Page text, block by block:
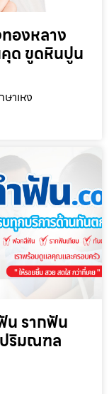
องหลาง
ด ขูดหินปูน
าเหง
น รากฟัน
ปริมณฑล